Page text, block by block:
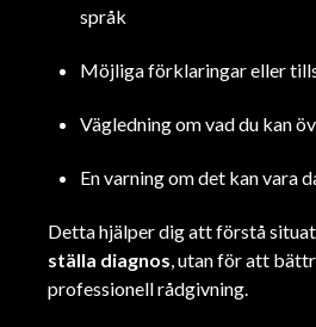
språk
Möjliga förklaringar eller
Vägledning om vad du kan
En varning om det kan vara
Detta hjälper dig att förstå
ställa diagnos , utan för att
professionell rådgivning.